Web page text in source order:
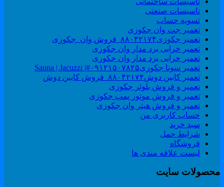
تاسیسات صنعتی
تسویه حساب
تعمیر جت وان جکوزی
تعمیر جکوزی۸۸۰۴۲۱۷۴_فروش وان_جکوزی
تعمیر خرابی برد مدار وان جکوزی
تعمیر خرابی برد مدار وان جکوزی
تعمیر سونا جکوزی۰۹۱۲۱۵۰۷۸۲۵#| Sauna | Jacuzzi
تعمیر کابین دوش۸۸۰۴۲۱۷۴_فروش کابین دوش
تعمیر و فروش بلوئر جکوزی
تعمیر و فروش موتور پمپ جکوزی
تعمیر و فروش هیتر وان جکوزی
حساب کاربری من
سبد خرید
شرایط حمل
فروشگاه
لیست علاقه مندی ها
سایت